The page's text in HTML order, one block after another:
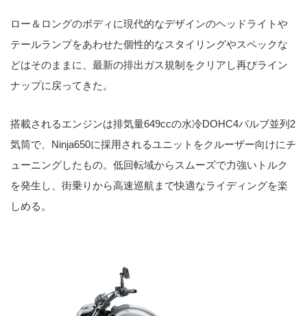
ロー＆ロングのボディに現代的なデザインのヘッドライトや
テールランプをあわせた個性的なスタイリングやスペックな
どはそのままに、最新の排出ガス規制をクリアし再びライン
ナップに戻ってきた。
搭載されるエンジンは排気量649ccの水冷DOHC4バルブ並列2
気筒で、Ninja650に採用されるユニットをクルーザー向けにチ
ューニングしたもの。低回転域からスムーズで力強いトルク
を発生し、街乗りから高速巡航まで快適なライディングを楽
しめる。